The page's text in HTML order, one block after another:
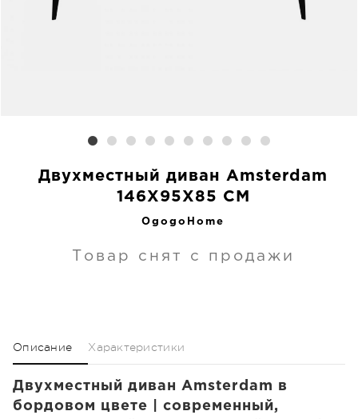
Двухместный диван Amsterdam
146X95X85 CM
OgogoHome
Товар снят с продажи
Описание Характеристики
Двухместный диван Amsterdam в
бордовом цвете | современный,